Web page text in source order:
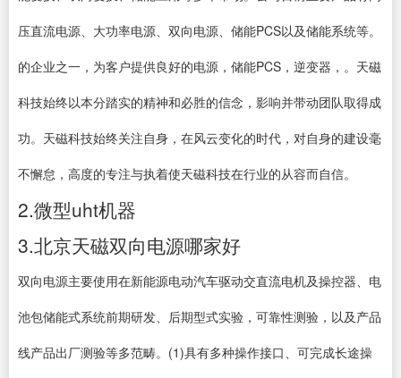
压直流电源、大功率电源、双向电源、储能PCS以及储能系统等。
的企业之一，为客户提供良好的电源，储能PCS，逆变器，。天磁
科技始终以本分踏实的精神和必胜的信念，影响并带动团队取得成
功。天磁科技始终关注自身，在风云变化的时代，对自身的建设毫
不懈怠，高度的专注与执着使天磁科技在行业的从容而自信。
2.微型uht机器
3.北京天磁双向电源哪家好
双向电源主要使用在新能源电动汽车驱动交直流电机及操控器、电
池包储能式系统前期研发、后期型式实验，可靠性测验，以及产品
线产品出厂测验等多范畴。(1)具有多种操作接口、可完成长途操